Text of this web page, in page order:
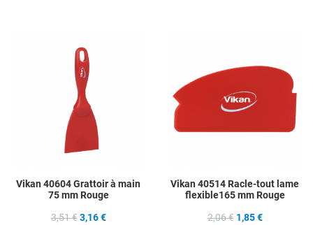
Add to Compare
Quick View
Vikan 40604 Grattoir à main
75 mm Rouge
3,51 € 3,16 €
Vikan 40514 Racle-tout lame
flexible165 mm Rouge
2,06 € 1,85 €